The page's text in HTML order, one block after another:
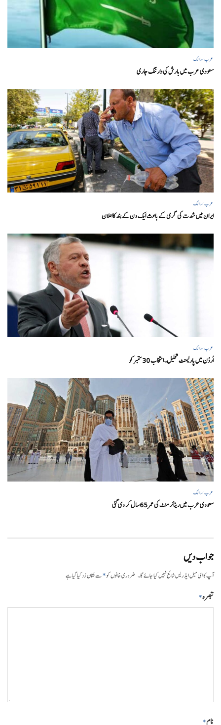
عرب ممالک
سعودی عرب میں بارش کی وارننگ جاری
عرب ممالک
ایران میں شدت کی گرمی کے باعث ایک دن کے بند کااعلان
عرب ممالک
اُردُن میں پارلیمنٹ تحلیل۔انتخاب 30 ستمبرکو
عرب ممالک
سعودی عرب میں ریٹائرمنٹ کی عمر 65سال کر دی گئی
جواب دیں
آپ کا ای میل ایڈریس شائع نہیں کیا جائے گا۔ ضروری خانوں کو*سے نشان زد کیا گیا ہے
تبصرہ*
نام*